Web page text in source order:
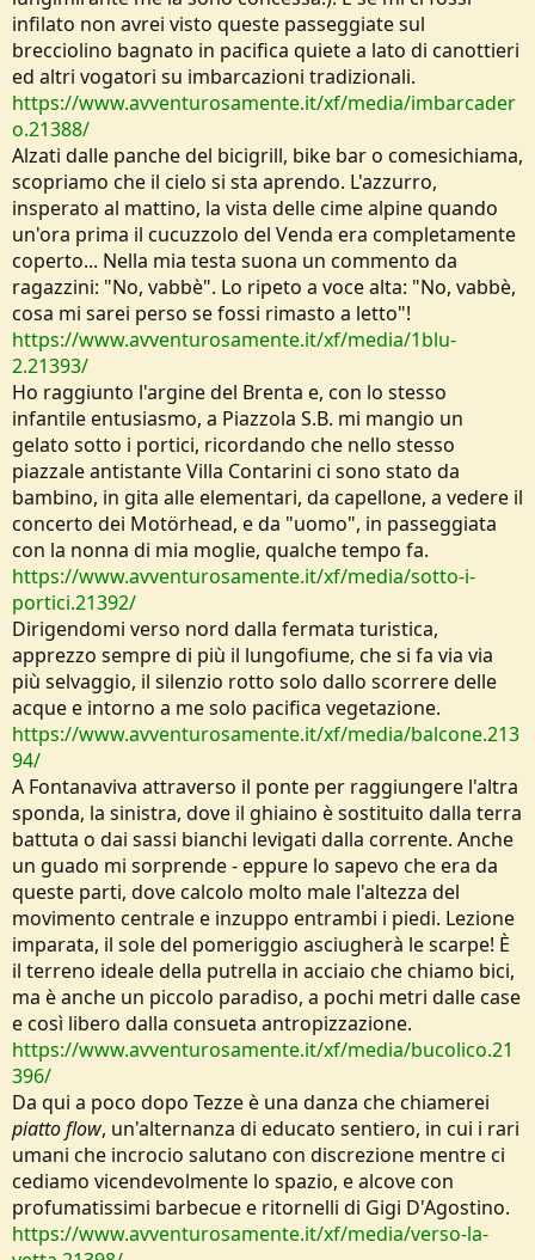
infilato non avrei visto queste passeggiate sul
brecciolino bagnato in pacifica quiete a lato di canottieri
ed altri vogatori su imbarcazioni tradizionali.
https://www.avventurosamente.it/xf/media/imbarcader
o.21388/
Alzati dalle panche del bicigrill, bike bar o comesichiama,
scopriamo che il cielo si sta aprendo. L'azzurro,
insperato al mattino, la vista delle cime alpine quando
un'ora prima il cucuzzolo del Venda era completamente
coperto... Nella mia testa suona un commento da
ragazzini: "No, vabbè". Lo ripeto a voce alta: "No, vabbè,
cosa mi sarei perso se fossi rimasto a letto"!
https://www.avventurosamente.it/xf/media/1blu-
2.21393/
Ho raggiunto l'argine del Brenta e, con lo stesso
infantile entusiasmo, a Piazzola S.B. mi mangio un
gelato sotto i portici, ricordando che nello stesso
piazzale antistante Villa Contarini ci sono stato da
bambino, in gita alle elementari, da capellone, a vedere il
concerto dei Motörhead, e da "uomo", in passeggiata
con la nonna di mia moglie, qualche tempo fa.
https://www.avventurosamente.it/xf/media/sotto-i-
portici.21392/
Dirigendomi verso nord dalla fermata turistica,
apprezzo sempre di più il lungofiume, che si fa via via
più selvaggio, il silenzio rotto solo dallo scorrere delle
acque e intorno a me solo pacifica vegetazione.
https://www.avventurosamente.it/xf/media/balcone.213
94/
A Fontanaviva attraverso il ponte per raggiungere l'altra
sponda, la sinistra, dove il ghiaino è sostituito dalla terra
battuta o dai sassi bianchi levigati dalla corrente. Anche
un guado mi sorprende - eppure lo sapevo che era da
queste parti, dove calcolo molto male l'altezza del
movimento centrale e inzuppo entrambi i piedi. Lezione
imparata, il sole del pomeriggio asciugherà le scarpe! È
il terreno ideale della putrella in acciaio che chiamo bici,
ma è anche un piccolo paradiso, a pochi metri dalle case
e così libero dalla consueta antropizzazione.
https://www.avventurosamente.it/xf/media/bucolico.21
396/
Da qui a poco dopo Tezze è una danza che chiamerei
piatto flow, un'alternanza di educato sentiero, in cui i rari
umani che incrocio salutano con discrezione mentre ci
cediamo vicendevolmente lo spazio, e alcove con
profumatissimi barbecue e ritornelli di Gigi D'Agostino.
https://www.avventurosamente.it/xf/media/verso-la-